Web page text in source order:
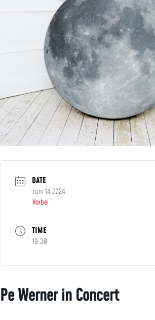
DATE
Juni 14 2024
Vorbei
TIME
19:30
Pe Werner in Concert